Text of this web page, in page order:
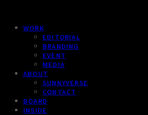
WORK
EDITORIAL
BRANDING
EVENT
MEDIA
ABOUT
SUNNYVERSE
CONTACT
BOARD
INSIDE